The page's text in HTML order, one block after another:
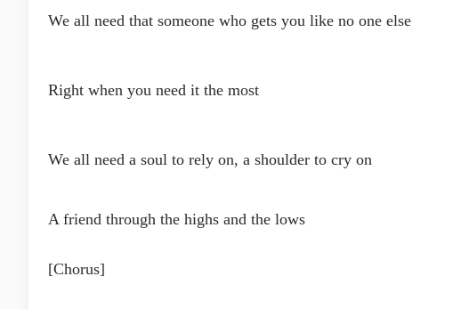
We all need that someone who gets you like no one else
Right when you need it the most
We all need a soul to rely on, a shoulder to cry on
A friend through the highs and the lows
[Chorus]